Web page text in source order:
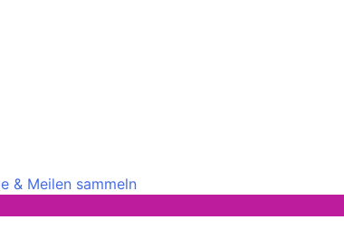
& Meilen sammeln